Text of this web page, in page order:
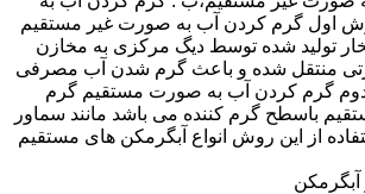
اول گرم کردن آب به صورت غیر مستقیم
تولید شده توسط دیگ مرکزی به مخازن
منتقل شده و باعث گرم شدن آب مصرفی
گرم کردن آب به صورت مستقیم گرم
باسطح گرم کننده می باشد مانند سماور
از این روش انواع آبگرمکن های مستقیم
آبگرمکن